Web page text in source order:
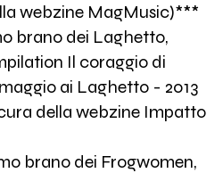
webzine MagMusic)***
brano dei Laghetto,
Il coraggio di
ai Laghetto - 2013
della webzine Impatto
brano dei Frogwomen,